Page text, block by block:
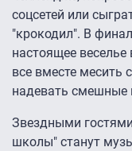
соцсетей или
"крокодил". В
настоящее
все вместе месить
надевать смешные
Звездными
школы" станут